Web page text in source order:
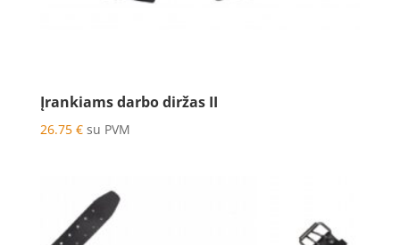
Įrankiams darbo diržas II
26.75 € su PVM